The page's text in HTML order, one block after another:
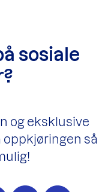
sosiale
og eksklusive
oppkjøringen så